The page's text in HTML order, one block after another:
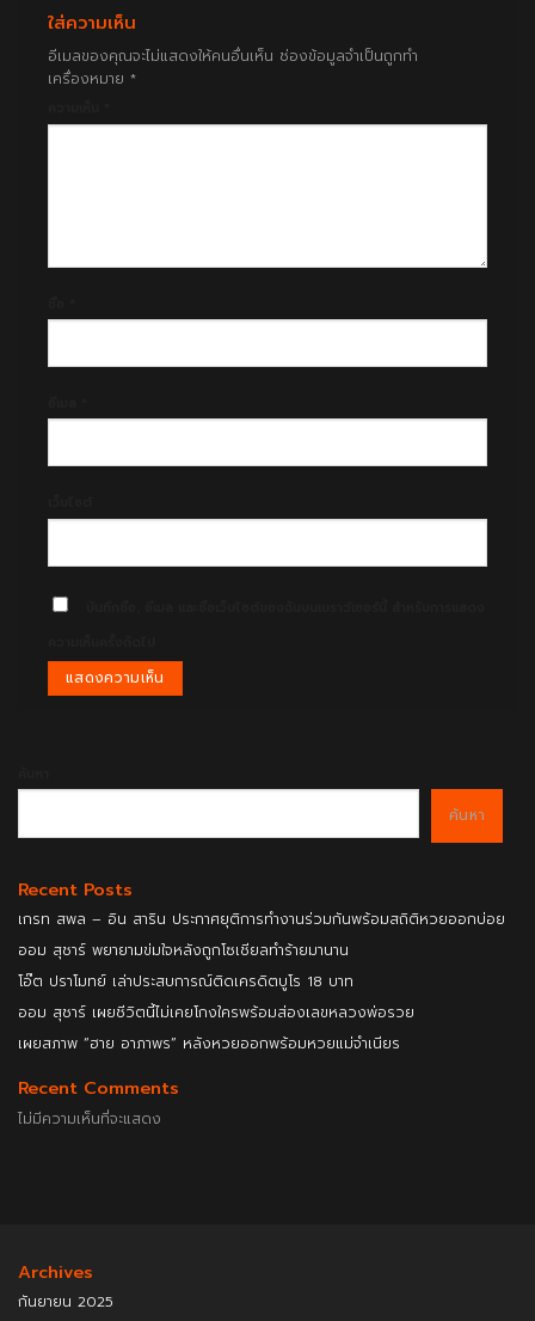
ใส่ความเห็น
อีเมลของคุณจะไม่แสดงให้คนอื่นเห็น ช่องข้อมูลจำเป็นถูกทำ
เครื่องหมาย *
ค้นหา
Recent Posts
เกรท สพล – อิน สาริน ประกาศยุติการทำงานร่วมกันพร้อมสถิติหวยออกบ่อย
ออม สุชาร์ พยายามข่มใจหลังถูกโซเชียลทำร้ายมานาน
โอ๊ต ปราโมทย์ เล่าประสบการณ์ติดเครดิตบูโร 18 บาท
ออม สุชาร์ เผยชีวิตนี้ไม่เคยโกงใครพร้อมส่องเลขหลวงพ่อรวย
เผยสภาพ “ฮาย อาภาพร” หลังหวยออกพร้อมหวยแม่จำเนียร
Recent Comments
ไม่มีความเห็นที่จะแสดง
Archives
กันยายน 2025